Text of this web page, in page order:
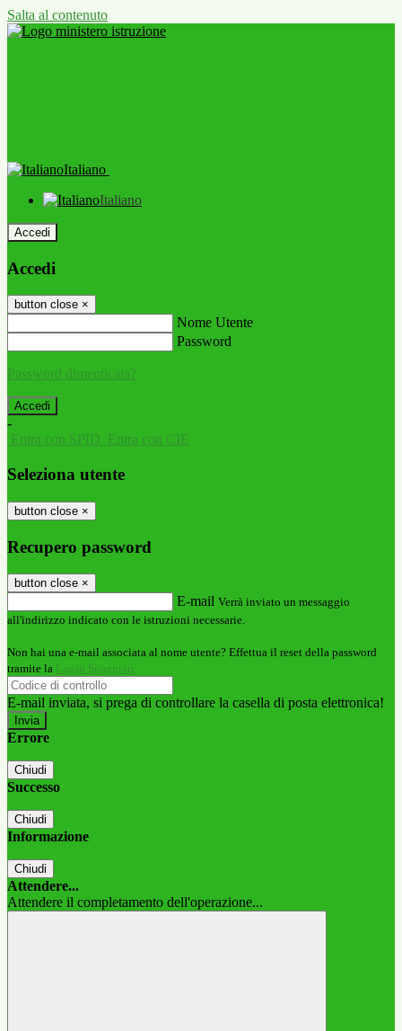
Salta al contenuto
Italiano
Italiano
Accedi
Accedi
button close ×
Nome Utente
Password
Password dimenticata?
-
Entra con SPID Entra con CIE
Seleziona utente
button close ×
Recupero password
button close ×
E-mail Verrà inviato un messaggio
all'indirizzo indicato con le istruzioni necessarie.
Non hai una e-mail associata al nome utente? Effettua il reset della password
tramite la Login Spaggiari
E-mail inviata, si prega di controllare la casella di posta elettronica!
Errore
Chiudi
Successo
Chiudi
Informazione
Chiudi
Attendere...
Attendere il completamento dell'operazione...